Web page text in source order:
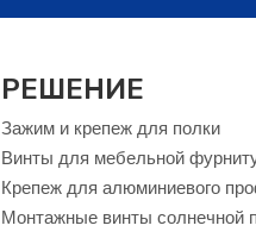
РЕШЕНИЕ
Зажим и крепеж для полки
Винты для мебельной
Крепеж для алюминиевого
Монтажные винты солнечной